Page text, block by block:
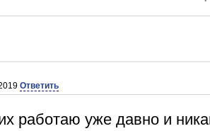
Ответить
работаю уже давно и